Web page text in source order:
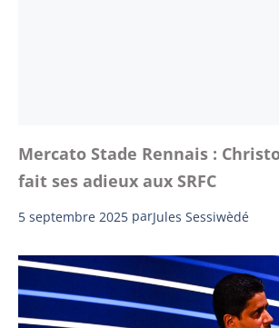
Mercato Stade Rennais :
fait ses adieux aux SRFC
5 septembre 2025 parJules Sessiwèdé